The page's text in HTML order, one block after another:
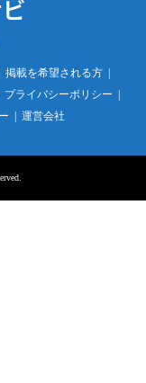
掲載を希望される方
プライバシーポリシー
運営会社